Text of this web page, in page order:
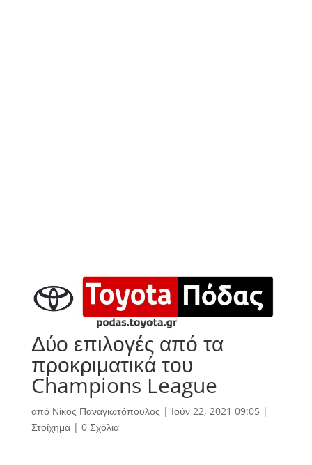
Δύο επιλογές από τα
προκριματικά του
Champions League
από Νίκος Παναγιωτόπουλος | Ιούν 22, 2021 09:05|
Στοίχημα| 0 Σχόλια